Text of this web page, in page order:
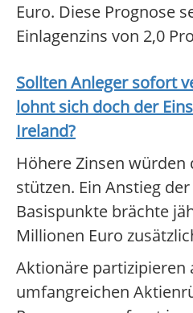
Euro. Diese Prognose
Einlagenzins von 2,0
Sollten Anleger sofort
lohnt sich doch der
Ireland?
Höhere Zinsen würden
stützen. Ein Anstieg der
Basispunkte brächte
Millionen Euro
Aktionäre partizipieren
umfangreichen